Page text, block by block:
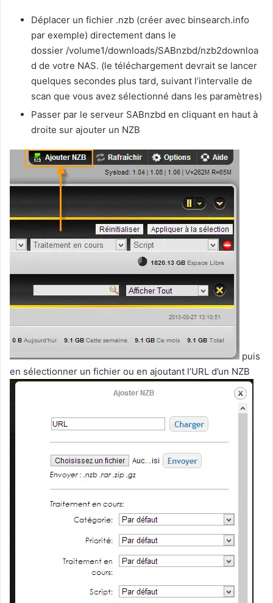
Déplacer un fichier .nzb (créer avec binsearch.info
par exemple) directement dans le
dossier /volume1/downloads/SABnzbd/nzb2downloa
d de votre NAS. (le téléchargement devrait se lancer
quelques secondes plus tard, suivant l’intervalle de
scan que vous avez sélectionné dans les paramètres)
Passer par le serveur SABnzbd en cliquant en haut à
droite sur ajouter un NZB
puis
en sélectionner un fichier ou en ajoutant l’URL d’un NZB